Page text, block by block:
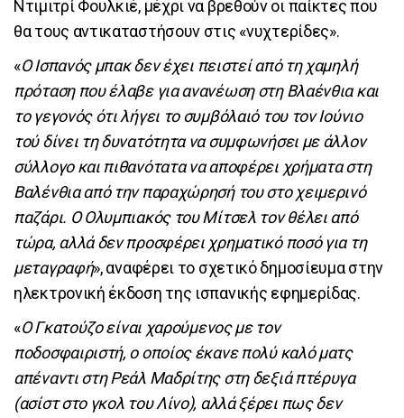
Ντιμιτρί Φουλκιέ, μέχρι να βρεθούν οι παίκτες που
θα τους αντικαταστήσουν στις «νυχτερίδες».
«Ο Ισπανός μπακ δεν έχει πειστεί από τη χαμηλή
πρόταση που έλαβε για ανανέωση στη Βλαένθια και
το γεγονός ότι λήγει το συμβόλαιό του τον Ιούνιο
τού δίνει τη δυνατότητα να συμφωνήσει με άλλον
σύλλογο και πιθανότατα να αποφέρει χρήματα στη
Βαλένθια από την παραχώρησή του στο χειμερινό
παζάρι. Ο Ολυμπιακός του Μίτσελ τον θέλει από
τώρα, αλλά δεν προσφέρει χρηματικό ποσό για τη
μεταγραφή», αναφέρει το σχετικό δημοσίευμα στην
ηλεκτρονική έκδοση της ισπανικής εφημερίδας.
«Ο Γκατούζο είναι χαρούμενος με τον
ποδοσφαιριστή, ο οποίος έκανε πολύ καλό ματς
απέναντι στη Ρεάλ Μαδρίτης στη δεξιά πτέρυγα
(ασίστ στο γκολ του Λίνο), αλλά ξέρει πως δεν